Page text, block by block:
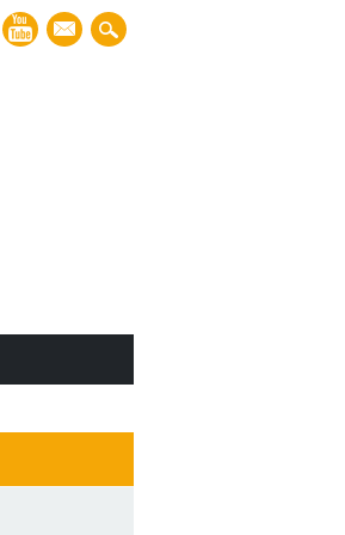
mail